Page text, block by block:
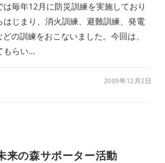
毎年12月に防災訓練を実施しており
はじまり、消火訓練、避難訓練、発電
の訓練をおこないました。今回は、
もらい…
2009年12月2日
の森サポーター活動